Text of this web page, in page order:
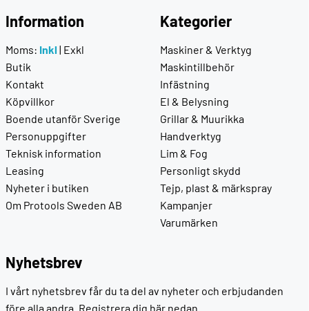
Information
Moms: Inkl | Exkl
Butik
Kontakt
Köpvillkor
Boende utanför Sverige
Personuppgifter
Teknisk information
Leasing
Nyheter i butiken
Om Protools Sweden AB
Kategorier
Maskiner & Verktyg
Maskintillbehör
Infästning
El & Belysning
Grillar & Muurikka
Handverktyg
Lim & Fog
Personligt skydd
Tejp, plast & märkspray
Kampanjer
Varumärken
Nyhetsbrev
I vårt nyhetsbrev får du ta del av nyheter och erbjudanden
före alla andra. Registrera dig här nedan.